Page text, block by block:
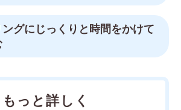
グにじっくりと時間をかけて
もっと詳しく